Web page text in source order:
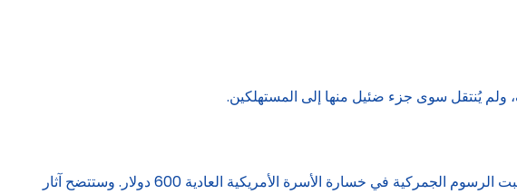
ولولاها، لكان التضخم قد انخفض إلى 2% هذا العام، وهو الهدف الذي حدده الاحتياطي الفيدرالي. لكن بدلاً من ذلك، تسببت الرسوم الجمركية في خسارة الأسرة الأمريكية العادية 600 دولار. وستتضح آثار